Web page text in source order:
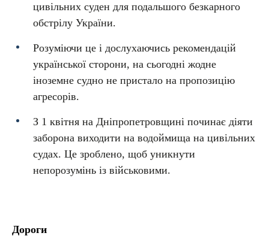
цивільних суден для подальшого безкарного
обстрілу України.
Розуміючи це і дослухаючись рекомендацій
української сторони, на сьогодні жодне
іноземне судно не пристало на пропозицію
агресорів.
З 1 квітня на Дніпропетровщині починає діяти
заборона виходити на водоймища на цивільних
судах. Це зроблено, щоб уникнути
непорозумінь із військовими.
Дороги